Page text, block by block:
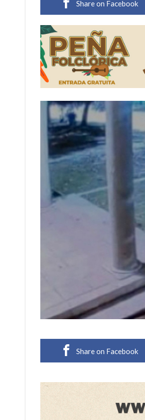
Vuelve el
Share on Facebook
Share on Facebook